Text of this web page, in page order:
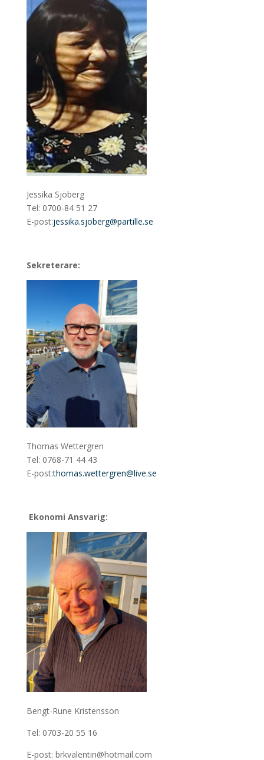
Jessika Sjöberg
Tel: 0700-84 51 27
E-post:jessika.sjoberg@partille.se
Sekreterare:
Thomas Wettergren
Tel: 0768-71 44 43
E-post:thomas.wettergren@live.se
Ekonomi Ansvarig:
Bengt-Rune Kristensson
Tel: 0703-20 55 16
E-post: brkvalentin@hotmail.com